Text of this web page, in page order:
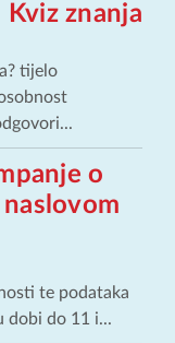
Kviz znanja
tijelo
o
te podataka
dobi do 11 i...